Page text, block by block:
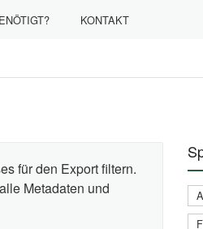
KONTAKT
für den Export filtern.
Metadaten und